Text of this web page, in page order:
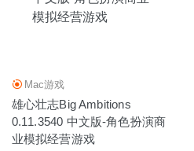
Mac游戏
雄心壮志Big Ambitions
0.11.3540 中文版-角色扮演商
业模拟经营游戏